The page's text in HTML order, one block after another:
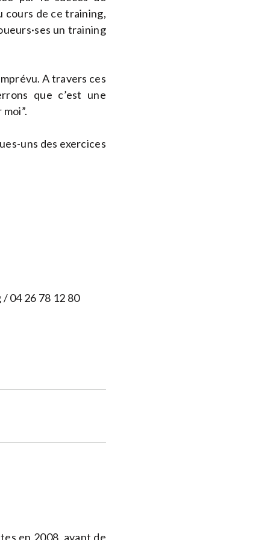
cours de ce training,
un training
A travers ces
que c’est une
uns des exercices
/ 04 26 78 12 80
en 2008, avant de